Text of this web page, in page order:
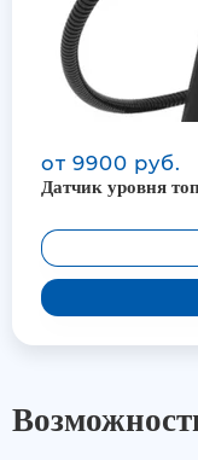
от 9900 руб.
Датчик уровня